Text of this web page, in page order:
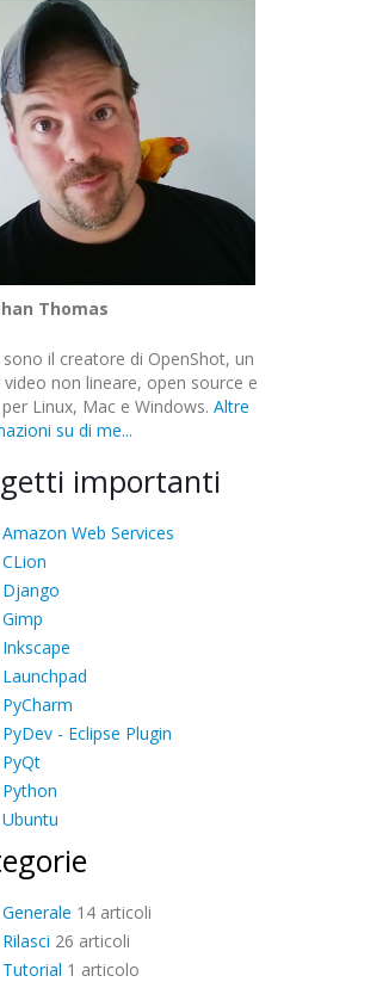
Thomas
sono il creatore di OpenShot, un
non lineare, open source e
Linux, Mac e Windows. Altre
su di me...
importanti
Amazon Web Services
CLion
Django
Gimp
Inkscape
Launchpad
PyCharm
PyDev - Eclipse Plugin
PyQt
Python
Ubuntu
Generale 14 articoli
Rilasci 26 articoli
Tutorial 1 articolo